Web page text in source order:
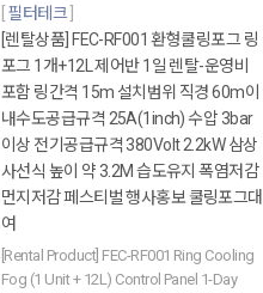
필터테크
[렌탈상품] FEC-RF001 환형쿨링포그 링
포그 1개+12L 제어반 1일 렌탈-운영비
포함 링간격 15m 설치범위 직경 60m이
내수도공급규격 25A(1inch) 수압 3bar
이상 전기공급규격 380Volt 2.2kW 삼상
사선식 높이 약 3.2M 습도유지 폭염저감
먼지저감 페스티벌 행사홍보 쿨링포그대
여
[Rental Product] FEC-RF001 Ring Cooling
Fog (1 Unit + 12L) Control Panel 1-Day